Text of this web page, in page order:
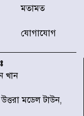
পরিচ্ছন্নতার
পরিষদের
নং সেক্টর-এ
অভিযান
২৪ ঘণ্টায় গ্রেপ্তার
মতামত
যোগাযোগ
খান
মডেল টাউন,